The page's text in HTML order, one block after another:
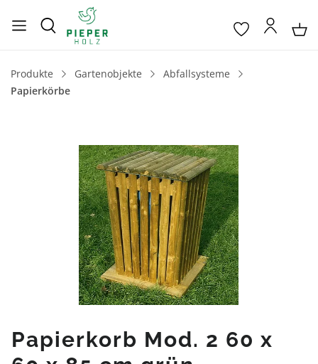
Produkte Gartenobjekte
Abfallsysteme
Papierkörbe
Bildergalerie überspringen
Papierkorb Mod. 2 60 x